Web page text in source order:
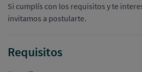
Si cumplís con los requisitos y te
invitamos a postularte.
Requisitos